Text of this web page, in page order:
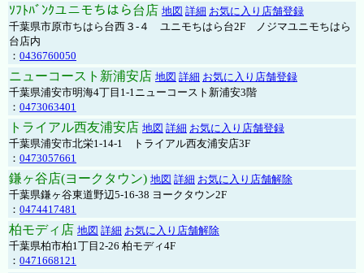
ｿﾌﾄﾊﾞﾝｸユニモちはら台店 地図 詳細 お気に入り店舗登録
千葉県市原市ちはら台西３-４ ユニモちはら台2F ノジマユニモちはら
台店内
： 0436760050
ニューコースト新浦安店 地図 詳細 お気に入り店舗登録
千葉県浦安市明海4丁目1-1ニューコースト新浦安3階
： 0473063401
トライアル西友浦安店 地図 詳細 お気に入り店舗登録
千葉県浦安市北栄1-14-1 トライアル西友浦安店3F
： 0473057661
鎌ヶ谷店(ヨークタウン) 地図 詳細 お気に入り店舗解除
千葉県鎌ヶ谷東道野辺5-16-38 ヨークタウン2F
： 0474417481
柏モディ店 地図 詳細 お気に入り店舗解除
千葉県柏市柏1丁目2-26 柏モディ4F
： 0471668121